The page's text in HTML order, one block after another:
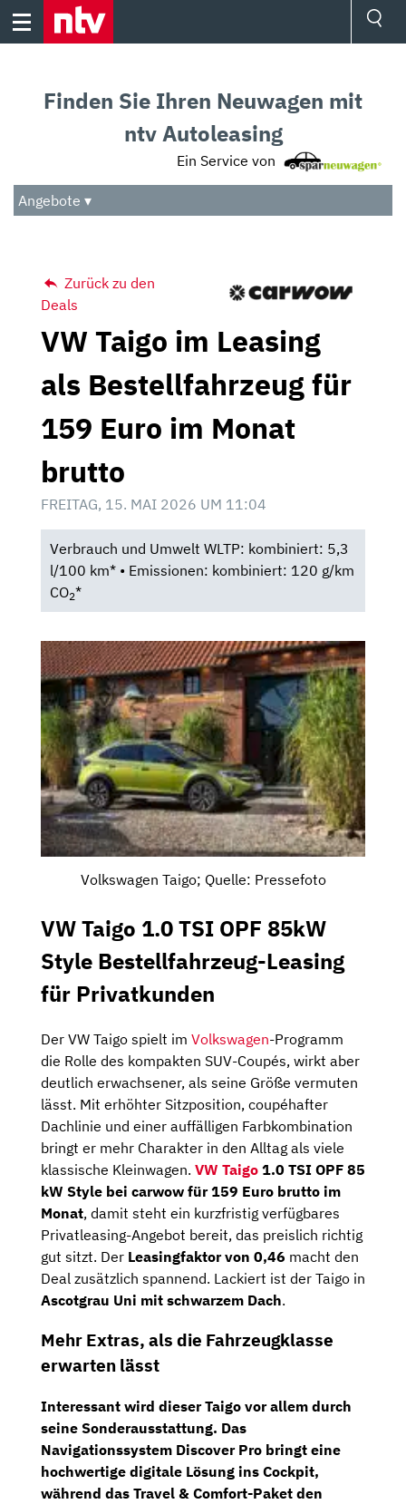
Skip
Audio
Das Beste
Finden Sie Ihren Neuwagen mit
ntv Autoleasing
Ein Service von
Angebote ▾
Zurück zu den
Deals
VW Taigo im Leasing
als Bestellfahrzeug für
159 Euro im Monat
brutto
FREITAG, 15. MAI 2026 UM 11:04
Verbrauch und Umwelt WLTP: kombiniert: 5,3
l/100 km* • Emissionen: kombiniert: 120 g/km
CO2*
Volkswagen Taigo; Quelle: Pressefoto
VW Taigo 1.0 TSI OPF 85kW
Style Bestellfahrzeug-Leasing
für Privatkunden
Der VW Taigo spielt im Volkswagen-Programm
die Rolle des kompakten SUV-Coupés, wirkt aber
deutlich erwachsener, als seine Größe vermuten
lässt. Mit erhöhter Sitzposition, coupéhafter
Dachlinie und einer auffälligen Farbkombination
bringt er mehr Charakter in den Alltag als viele
klassische Kleinwagen. VW Taigo 1.0 TSI OPF 85
kW Style bei carwow für 159 Euro brutto im
Monat, damit steht ein kurzfristig verfügbares
Privatleasing-Angebot bereit, das preislich richtig
gut sitzt. Der Leasingfaktor von 0,46 macht den
Deal zusätzlich spannend. Lackiert ist der Taigo in
Ascotgrau Uni mit schwarzem Dach.
Mehr Extras, als die Fahrzeugklasse
erwarten lässt
Interessant wird dieser Taigo vor allem durch
seine Sonderausstattung. Das
Navigationssystem Discover Pro bringt eine
hochwertige digitale Lösung ins Cockpit,
während das Travel & Comfort-Paket den